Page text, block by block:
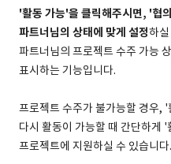
'활동 가능'을 클릭해주시면, '협
파트너님의 상태에 맞게 설정하
파트너님의 프로젝트 수주 가능
표시하는 기능입니다.
프로젝트 수주가 불가능할 경우,
다시 활동이 가능할 때 간단하게
프로젝트에 지원하실 수 있습니다.